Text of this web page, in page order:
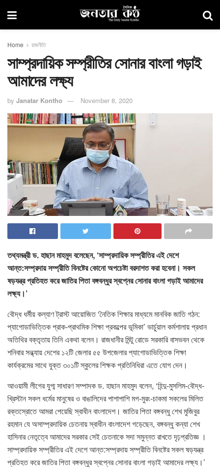
Home রাজনীতি
সাম্প্রদায়িক সম্প্রীতির সোনার বাংলা গড়াই
আমাদের লক্ষ্য
by Janatar Kontho November 8, 2020
তথ্যমন্ত্রী ড. হাছান মাহমুদ বলেছেন, ‘সাম্প্রদায়িক সম্প্রীতির এই দেশে
আন্ত:সম্প্রদায় সম্প্রীতি বিনষ্টের কোনো অপচেষ্টা বরদাশত করা হবেনা। সকল
ষড়যন্ত্র প্রতিহত করে জাতির পিতা বঙ্গবন্ধুর স্বপ্নের সোনার বাংলা গড়াই আমাদের
লক্ষ্য।’
বৌদ্ধ ধর্মীয় কল্যাণ ট্রাস্ট আয়োজিত ‘নৈতিক শিক্ষার মাধ্যমে মানবিক জাতি গঠন:
প্যাগোডাভিত্তিক প্রাক-প্রাথমিক শিক্ষা প্রকল্পের ভূমিকা’ ভার্চুয়াল কর্মশালায় প্রধান
অতিথির বক্তৃতায় তিনি একথা বলেন। রাজধানীর মিন্টু রোডে সরকারি বাসভবন থেকে
শনিবার সন্ধ্যায় দেশের ১২টি জেলার ৫৫ উপজেলার প্যাগোডাভিত্তিক শিক্ষা
কার্যক্রমের সাথে যুক্ত ৩০১টি স্কুলের শিক্ষক প্রতিনিধিরা এতে যোগ দেন।
আওয়ামী লীগের যুগ্ম সাধারণ সম্পাদক ড. হাছান মাহমুদ বলেন, ‘হিন্দু-মুসলিম-বৌদ্ধ-
খ্রিস্টান সকল ধর্মের মানুষের ও বাঙালিদের পাশাপাশি মগ-মুরং-চাকমা সকলের মিলিত
রক্তস্রোতে আমরা পেয়েছি স্বাধীন বাংলাদেশ। জাতির পিতা বঙ্গবন্ধু শেখ মুজিবুর
রহমান যে অসাম্প্রদায়িক চেতনায় স্বাধীন বাংলাদেশ গড়েছেন, বঙ্গবন্ধু কন্যা শেখ
হাসিনার নেতৃত্বে আমাদের সরকার সেই চেতনাকে সদা সমুন্নত রাখতে দৃঢ়প্রতিজ্ঞ ।
সাম্প্রদায়িক সম্প্রীতির এই দেশে আন্ত:সম্প্রদায় সম্প্রীতি বিনষ্টের সকল ষড়যন্ত্র
প্রতিহত করে জাতির পিতা বঙ্গবন্ধুর স্বপ্নের সোনার বাংলা গড়াই আমাদের লক্ষ্য।’